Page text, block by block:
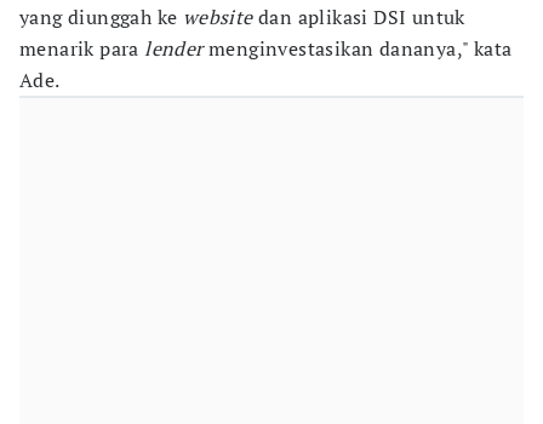
yang diunggah ke websitedan aplikasi DSI untuk
menarik paralendermenginvestasikan dananya," kata
Ade.